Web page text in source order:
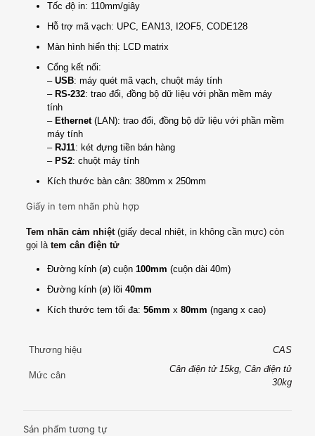
Tốc độ in: 110mm/giây
Hỗ trợ mã vạch: UPC, EAN13, I2OF5, CODE128
Màn hình hiển thị: LCD matrix
Cổng kết nối:
– USB: máy quét mã vạch, chuột máy tính
– RS-232: trao đổi, đồng bộ dữ liệu với phần mềm máy
tính
– Ethernet(LAN): trao đổi, đồng bộ dữ liệu với phần mềm
máy tính
– RJ11: két đựng tiền bán hàng
– PS2: chuột máy tính
Kích thước bàn cân: 380mm x 250mm
Giấy in tem nhãn phù hợp
Tem nhãn cảm nhiệt(giấy decal nhiệt, in không cần mực) còn
gọi là tem cân điện tử
Đường kính (ø) cuộn 100mm (cuộn dài 40m)
Đường kính (ø) lõi 40mm
Kích thước tem tối đa: 56mm x 80mm (ngang x cao)
Thương hiệu CAS
Mức cân
Cân điện tử 15kg, Cân điện tử
30kg
Sản phẩm tương tự